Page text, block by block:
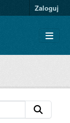
Zaloguj